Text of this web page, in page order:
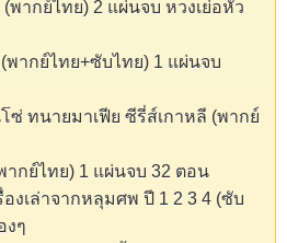
พากย์ไทย) 2 แผ่นจบ หวงเย่อหัว
(พากย์ไทย+ซับไทย) 1 แผ่นจบ
ซ่ ทนายมาเฟีย ซีรี่ส์เกาหลี (พากย์
ากย์ไทย) 1 แผ่นจบ 32 ตอน
องเล่าจากหลุมศพ ปี 1 2 3 4 (ซับ
งๆ